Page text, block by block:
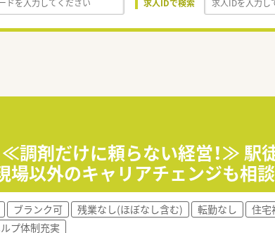
求人IDで検索
≪調剤だけに頼らない経営！≫
場以外のキャリアチェンジも相
ブランク可 残業なし(ほぼなし含む) 転勤なし 住宅
プ体制充実